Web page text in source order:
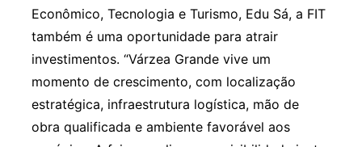
Econômico, Tecnologia e Turismo, Edu Sá, a FIT
também é uma oportunidade para atrair
investimentos. “Várzea Grande vive um
momento de crescimento, com localização
estratégica, infraestrutura logística, mão de
obra qualificada e ambiente favorável aos